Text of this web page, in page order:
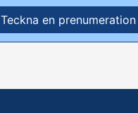
Teckna en prenumeration